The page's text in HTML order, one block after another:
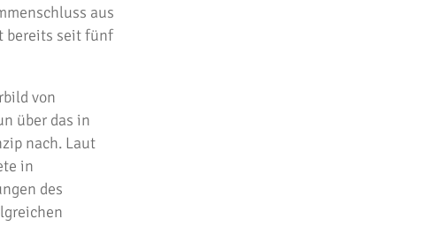
aus
bereits seit fünf
von
über das in
nach. Laut
in
des